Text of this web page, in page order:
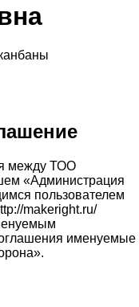
между ТОО
«Администрация
пользователем
makeright.ru/
именуемые